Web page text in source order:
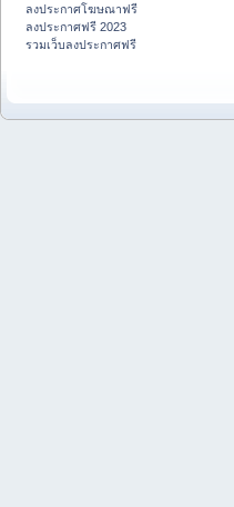
ลงประกาศโฆษณาฟรี
ลงประกาศฟรี 2023
รวมเว็บลงประกาศฟรี